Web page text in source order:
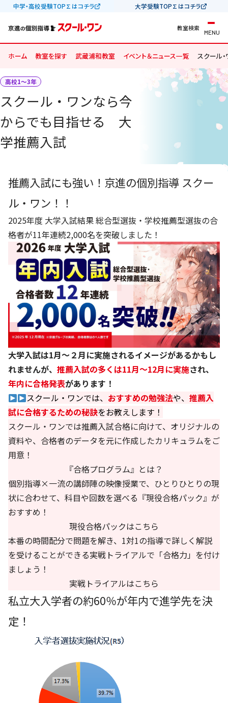
中学・高校受験TOP∑はコチラ 大学受験TOP∑はコチラ
教室検索
MENU
ホーム 教室を探す 武蔵浦和教室 イベント＆ニュース一覧 スクール
高校1〜3年
スクール・ワンなら今
からでも目指せる 大
学推薦入試
推薦入試にも強い！京進の個別指導 スクー
ル・ワン！！
2025年度 大学入試結果 総合型選抜・学校推薦型選抜の合
格者が11年連続2,000名を突破しました！
大学入試は1月～２月に実施されるイメージがあるかもし
れませんが、 推薦入試の多くは11月～12月に実施され、
年内に合格発表があります！
スクール・ワンでは、 おすすめの勉強法や、推薦入
試に合格するための秘訣をお教えします！
スクール・ワンでは推薦入試合格に向けて、オリジナルの
資料や、合格者のデータを元に作成したカリキュラムをご
用意！
『合格プログラム』とは？
個別指導×一流の講師陣の映像授業で、ひとりひとりの現
状に合わせて、科目や回数を選べる『現役合格パック』が
おすすめ！
現役合格パックはこちら
本番の時間配分で問題を解き、1対1の指導で詳しく解説
を受けることができる実戦トライアルで「合格力」を付け
ましょう！
実戦トライアルはこちら
私立大入学者の約60％が年内で進学先を決
定！